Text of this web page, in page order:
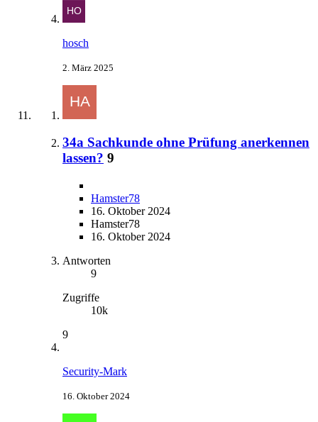
hosch
2. März 2025
34a Sachkunde ohne Prüfung anerkennen
lassen? 9
Hamster78
16. Oktober 2024
Hamster78
16. Oktober 2024
Antworten
9
Zugriffe
10k
9
Security-Mark
16. Oktober 2024